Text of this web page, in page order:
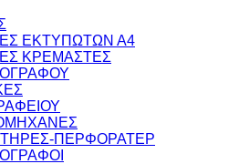
ΕΚΤΥΠΩΤΩΝ Α4
ΚΡΕΜΑΣΤΕΣ
ΠΕΡΦΟΡΑΤΕΡ